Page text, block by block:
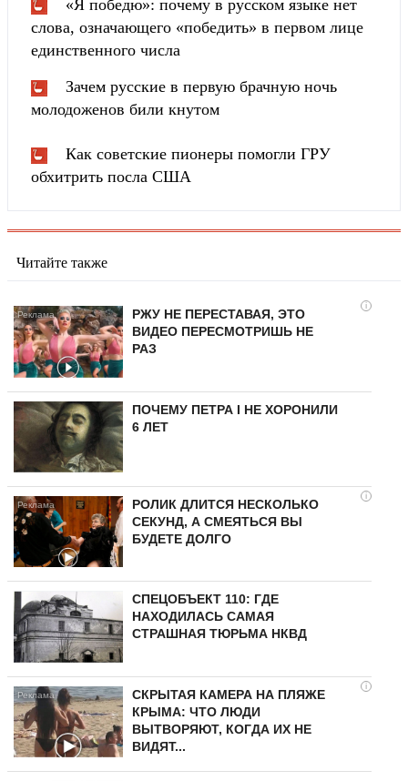
«Я победю»: почему в русском языке нет
слова, означающего «победить» в первом лице
единственного числа
Зачем русские в первую брачную ночь
молодоженов били кнутом
Как советские пионеры помогли ГРУ
обхитрить посла США
Читайте также
i
РЖУ НЕ ПЕРЕСТАВАЯ, ЭТО
ВИДЕО ПЕРЕСМОТРИШЬ НЕ
РАЗ
ПОЧЕМУ ПЕТРА I НЕ ХОРОНИЛИ
6 ЛЕТ
i
РОЛИК ДЛИТСЯ НЕСКОЛЬКО
СЕКУНД, А СМЕЯТЬСЯ ВЫ
БУДЕТЕ ДОЛГО
СПЕЦОБЪЕКТ 110: ГДЕ
НАХОДИЛАСЬ САМАЯ
СТРАШНАЯ ТЮРЬМА НКВД
i
СКРЫТАЯ КАМЕРА НА ПЛЯЖЕ
КРЫМА: ЧТО ЛЮДИ
ВЫТВОРЯЮТ, КОГДА ИХ НЕ
ВИДЯТ...